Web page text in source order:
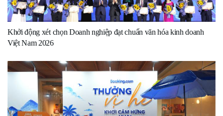
Khởi động xét chọn Doanh nghiệp đạt chuẩn văn hóa kinh doanh
Việt Nam 2026